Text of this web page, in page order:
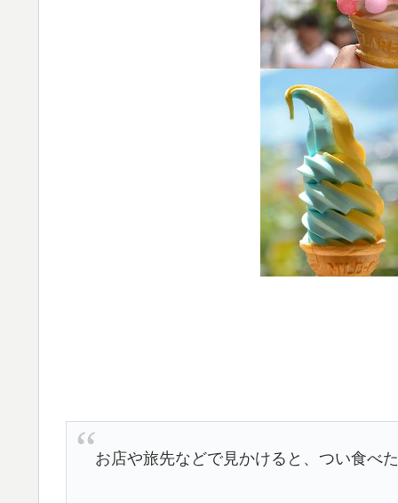
お店や旅先などで見かけると、つい食べ